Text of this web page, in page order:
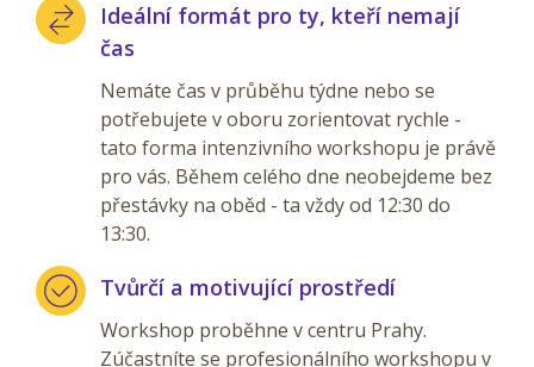
Ideální formát pro ty, kteří nemají
čas
Nemáte čas v průběhu týdne nebo se
potřebujete v oboru zorientovat rychle -
tato forma intenzivního workshopu je právě
pro vás. Během celého dne neobejdeme bez
přestávky na oběd - ta vždy od 12:30 do
13:30.
Tvůrčí a motivující prostředí
Workshop proběhne v centru Prahy.
Zúčastníte se profesionálního workshopu v